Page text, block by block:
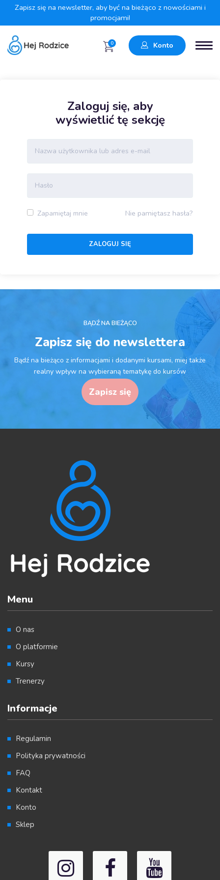
Zapisz się na newsletter, aby być na bieżąco z nowościami i
promocjami!
0 Konto
Zaloguj się, aby
wyświetlić tę sekcję
Zapamiętaj mnie Nie pamiętasz hasła?
BĄDŹ NA BIEŻĄCO
Zapisz się do newslettera
Bądź na bieżąco z informacjami i dodanymi kursami, miej także
realny wpływ na wybieraną tematykę do kursów
Zapisz się
Menu
O nas
O platformie
Kursy
Trenerzy
Informacje
Regulamin
Polityka prywatności
FAQ
Kontakt
Konto
Sklep